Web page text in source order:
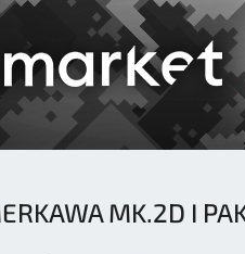
MK.2D I